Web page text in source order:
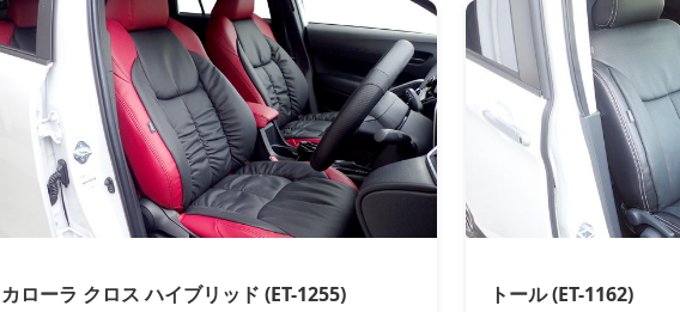
カローラ クロス ハイブリッド (ET-1255) トール (ET-1162)